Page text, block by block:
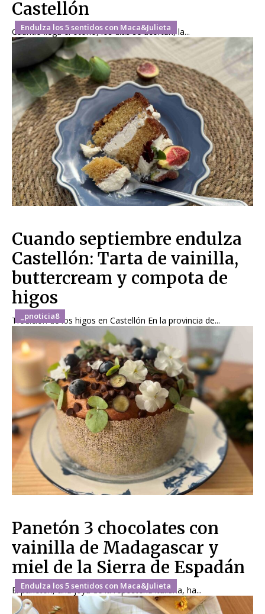
Endulza los 5 sentidos con Maca&Julieta
Castellón
Cuando llega el otoño, los días se acortan, la...
_pnoticia8
Cuando septiembre endulza
Castellón: Tarta de vainilla,
buttercream y compota de
higos
Tradición de los higos en Castellón En la provincia de...
Endulza los 5 sentidos con Maca&Julieta
Panetón 3 chocolates con
vainilla de Madagascar y
miel de la Sierra de Espadán
El panetón, una joya de la repostería italiana, ha...